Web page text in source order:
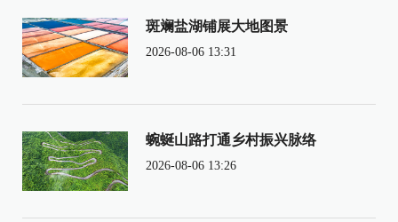
斑斓盐湖铺展大地图景
2026-08-06 13:31
蜿蜒山路打通乡村振兴脉络
2026-08-06 13:26